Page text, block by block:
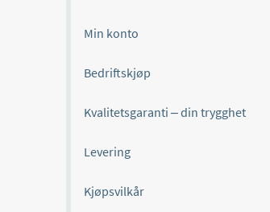
Min konto
Bedriftskjøp
Kvalitetsgaranti – din trygghet
Levering
Kjøpsvilkår